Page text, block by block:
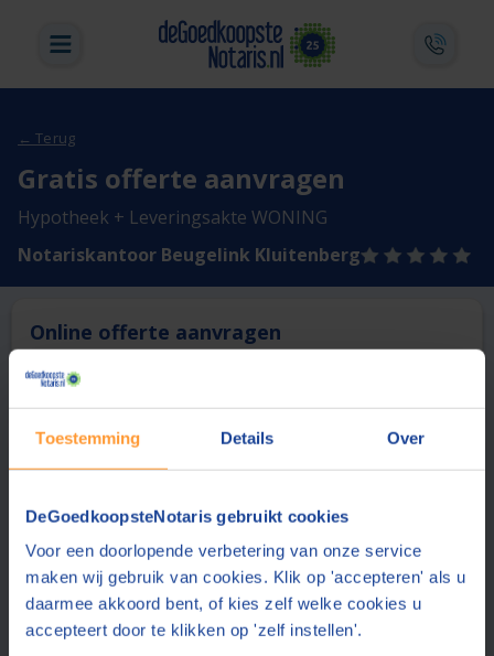
Toestemming Details Over
DeGoedkoopsteNotaris gebruikt cookies
Voor een doorlopende verbetering van onze service
maken wij gebruik van cookies. Klik op 'accepteren' als u
daarmee akkoord bent, of kies zelf welke cookies u
accepteert door te klikken op 'zelf instellen'.
← Terug
Gratis offerte aanvragen
Hypotheek + Leveringsakte WONING
Notariskantoor Beugelink Kluitenberg
Online offerte aanvragen
Deze notaris biedt momenteel niet de mogelijkheid online
1 Vergelijk en bespaar
Vraag een offerte aan bij een andere notaris in de buurt
Hellema NotarisDokkum (11 km)
8.8
(17 reviews)
Yvon Notariaat BV Drachten